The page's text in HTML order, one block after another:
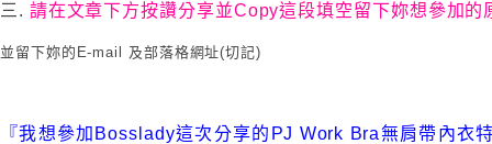
三. 請在文章下方按讚分享並Copy這段填空留下妳想參加的
並留下妳的E-mail 及部落格網址(切記)
『我想參加Bosslady這次分享的PJ Work Bra無肩帶內衣